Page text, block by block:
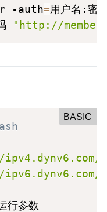
-auth=用户名:密
"http://
BASIC
行参数